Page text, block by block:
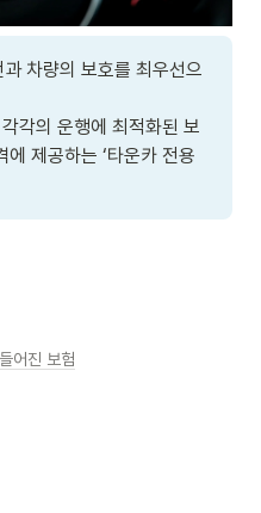
차량의 보호를 최우선으
각의 운행에 최적화된 보
제공하는 ‘타운카 전용
어진 보험